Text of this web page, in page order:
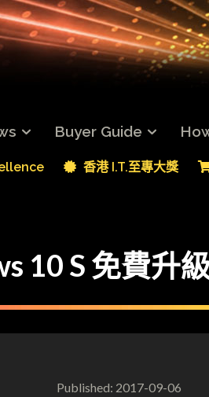
Buyer Guide
香港 I.T.至專大獎
10 S 免費升
Published: 2017-09-06